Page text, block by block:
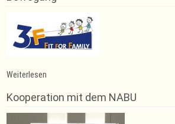
Weiterlesen
und
Peter
Pollok
erfolgreich
Kooperation mit dem NABU